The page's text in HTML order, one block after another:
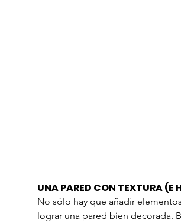
UNA PARED CON TEXTURA (E
No sólo hay que añadir
lograr una pared bien decorada.